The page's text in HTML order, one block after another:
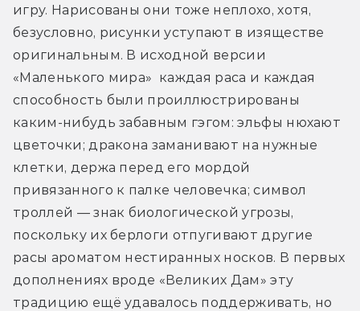
игру. Нарисованы они тоже неплохо, хотя,
безусловно, рисунки уступают в изяществе
оригинальным. В исходной версии
«Маленького мира»  каждая раса и каждая
способность были проиллюстрированы
каким-нибудь забавным гэгом: эльфы нюхают
цветочки; дракона заманивают на нужные
клетки, держа перед его мордой
привязанного к палке человечка; символ
троллей — знак биологической угрозы,
поскольку их берлоги отпугивают другие
расы ароматом нестиранных носков. В первых
дополнениях вроде «Великих Дам» эту
традицию ещё удавалось поддерживать, но